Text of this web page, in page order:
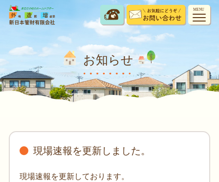
MENU
お知らせ
現場速報を更新しました。
現場速報を更新しております。